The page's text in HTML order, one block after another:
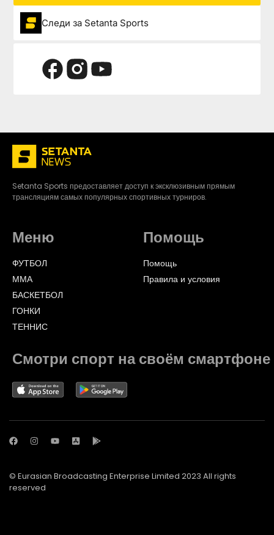
Следи за Setanta Sports
Setanta Sports предоставляет доступ к эксклюзивным прямым
трансляциям самых популярных спортивных турниров.
Меню
ФУТБОЛ
ММА
БАСКЕТБОЛ
ГОНКИ
ТЕННИС
Помощь
Помощь
Правила и условия
Смотри спорт на своём смартфоне
© Eurasian Broadcasting Enterprise Limited 2023 All rights
reserved